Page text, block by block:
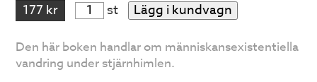
177 kr st Lägg i kundvagn
Den här boken handlar om människansexistentiella
vandring under stjärnhimlen.